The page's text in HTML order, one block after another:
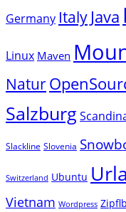
Germany Italy Java
Linux Maven
Natur
Salzburg
Slackline Slovenia
Switzerland Ubuntu
Vietnam Wordpress